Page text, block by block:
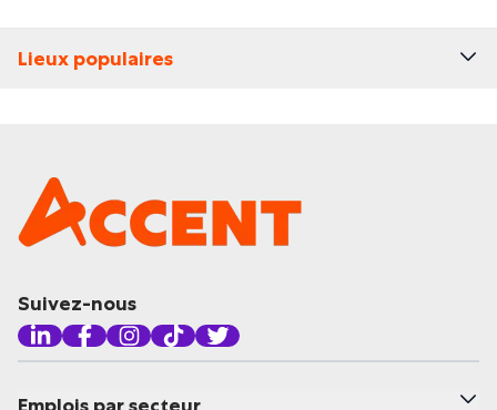
Lieux populaires
Suivez-nous